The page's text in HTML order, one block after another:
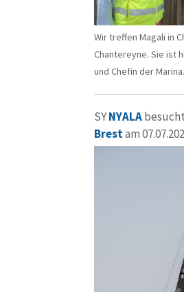
Wir treffen Magali in
Chantereyne. Sie ist
und Chefin der Marina.
SYNYALA
Brestam